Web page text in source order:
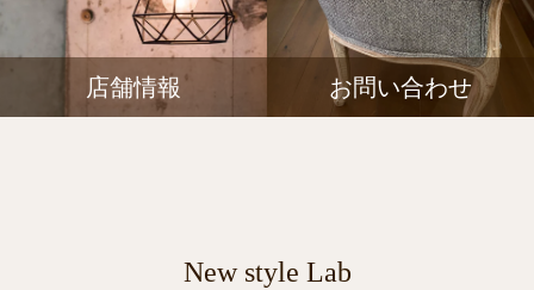
店舗情報 お問い合わせ
New style Lab